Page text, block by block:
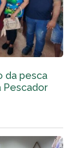
da pesca
Pescador